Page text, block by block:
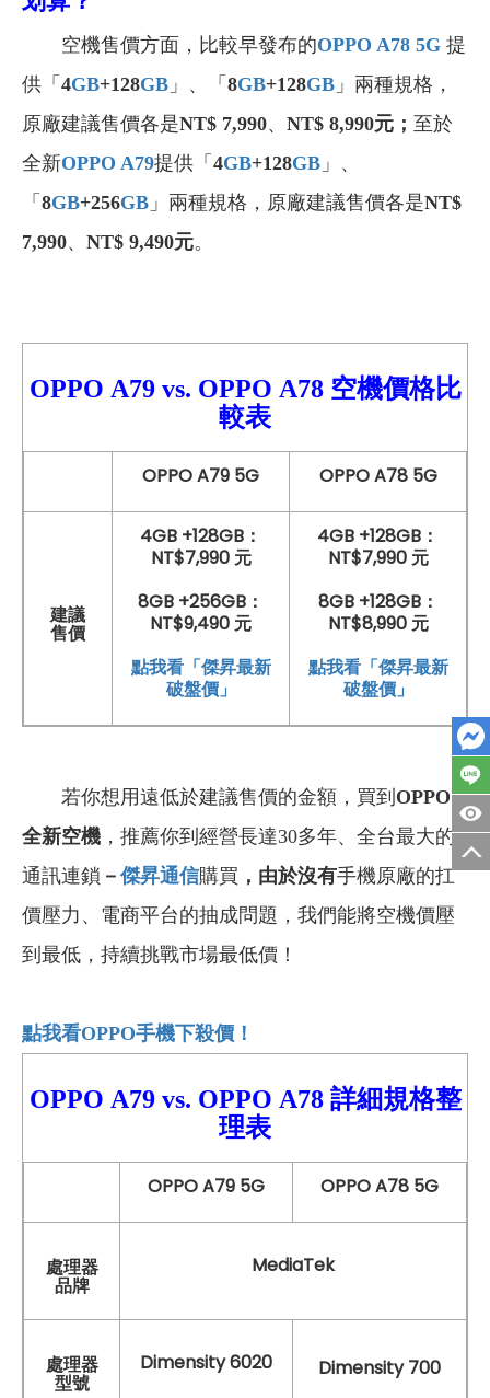
空機售價方面，比較早發布的OPPO A78 5G 提
供「 4GB+128GB 」、 「 8GB+128GB 」兩種規格，
原廠建議售價各是NT$ 7,990、 NT$ 8,990元； 至於
全新OPPO A79提供「 4GB+128GB 」、
「 8GB+256GB 」兩種規格，原廠建議售價各是NT$
7,990、 NT$ 9,490元。
OPPO A79 vs. OPPO A78空機價格比
較表
OPPO A79 5G OPPO A78 5G
建議
售價
4GB +128GB：
NT$7,990 元
8GB +256GB：
NT$9,490 元
點我看「傑昇最新
破盤價」
4GB +128GB：
NT$7,990 元
8GB +128GB：
NT$8,990 元
點我看「傑昇最新
破盤價」
若你想用遠低於建議售價的金額，買到 OPPO
全新空機 ，推薦你到經營長達30多年、全台最大的
通訊連鎖 － 傑昇通信購買 ，由於沒有手機原廠的扛
價壓力、電商平台的抽成問題，我們能將空機價壓
到最低，持續挑戰市場最低價！
點我看OPPO手機下殺價！
OPPO A79 vs. OPPO A78 詳細規格整
理表
OPPO A79 5G OPPO A78 5G
處理器
品牌
MediaTek
處理器
型號
Dimensity 6020 Dimensity 700